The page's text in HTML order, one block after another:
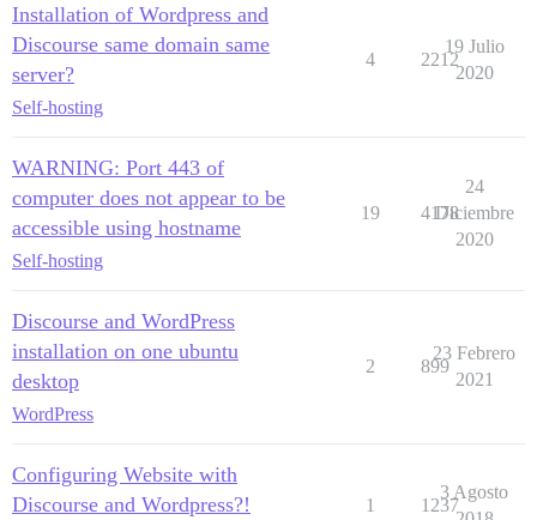
Installation of Wordpress and
Discourse same domain same
server?
Self-hosting
4 2212
19 Julio
2020
WARNING: Port 443 of
computer does not appear to be
accessible using hostname
Self-hosting
19 4178
24
Diciembre
2020
Discourse and WordPress
installation on one ubuntu
desktop
WordPress
2 899
23 Febrero
2021
Configuring Website with
Discourse and Wordpress?!
1 1237
3 Agosto